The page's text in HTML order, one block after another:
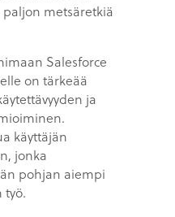
metsäretkiä
Salesforce
on tärkeää
ja
käyttäjän
jonka
pohjan aiempi